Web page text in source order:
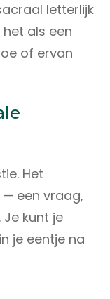
letterlijk
als een
of ervan
Het
een vraag,
kunt je
je eentje na